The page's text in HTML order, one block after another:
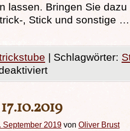
lassen. Bringen Sie
, Stick und sonstige …
| Schlagwörter:
September 2019 von Oliver Brust